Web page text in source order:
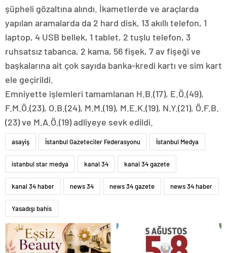
şüpheli gözaltına alındı. İkametlerde ve araçlarda
yapılan aramalarda da 2 hard disk, 13 akıllı telefon, 1
laptop, 4 USB bellek, 1 tablet, 2 tuşlu telefon, 3
ruhsatsız tabanca, 2 kama, 56 fişek, 7 av fişeği ve
başkalarına ait çok sayıda banka-kredi kartı ve sim kart
ele geçirildi.
Emniyette işlemleri tamamlanan H.B.(17), E.Ö.(49),
F.M.Ö.(23), O.B.(24), M.M.(19), M.E.K.(19), N.Y.(21), Ö.F.B.
(23) ve M.A.Ö.(19) adliyeye sevk edildi.
asayiş İstanbul Gazeteciler Federasyonu İstanbul Medya
istanbul star medya kanal 34 kanal 34 gazete
kanal 34 haber news 34 news 34 gazete news 34 haber
Yasadışı bahis